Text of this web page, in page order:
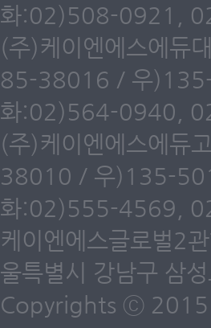
화:02)508-0921,
(주)케이엔에스에듀
85-38016 / 우)135-
화:02)564-0940,
(주)케이엔에스에듀
38010 / 우)135-501
화:02)555-4569,
케이엔에스글로벌2
울특별시 강남구
Copyrights ⓒ 2015